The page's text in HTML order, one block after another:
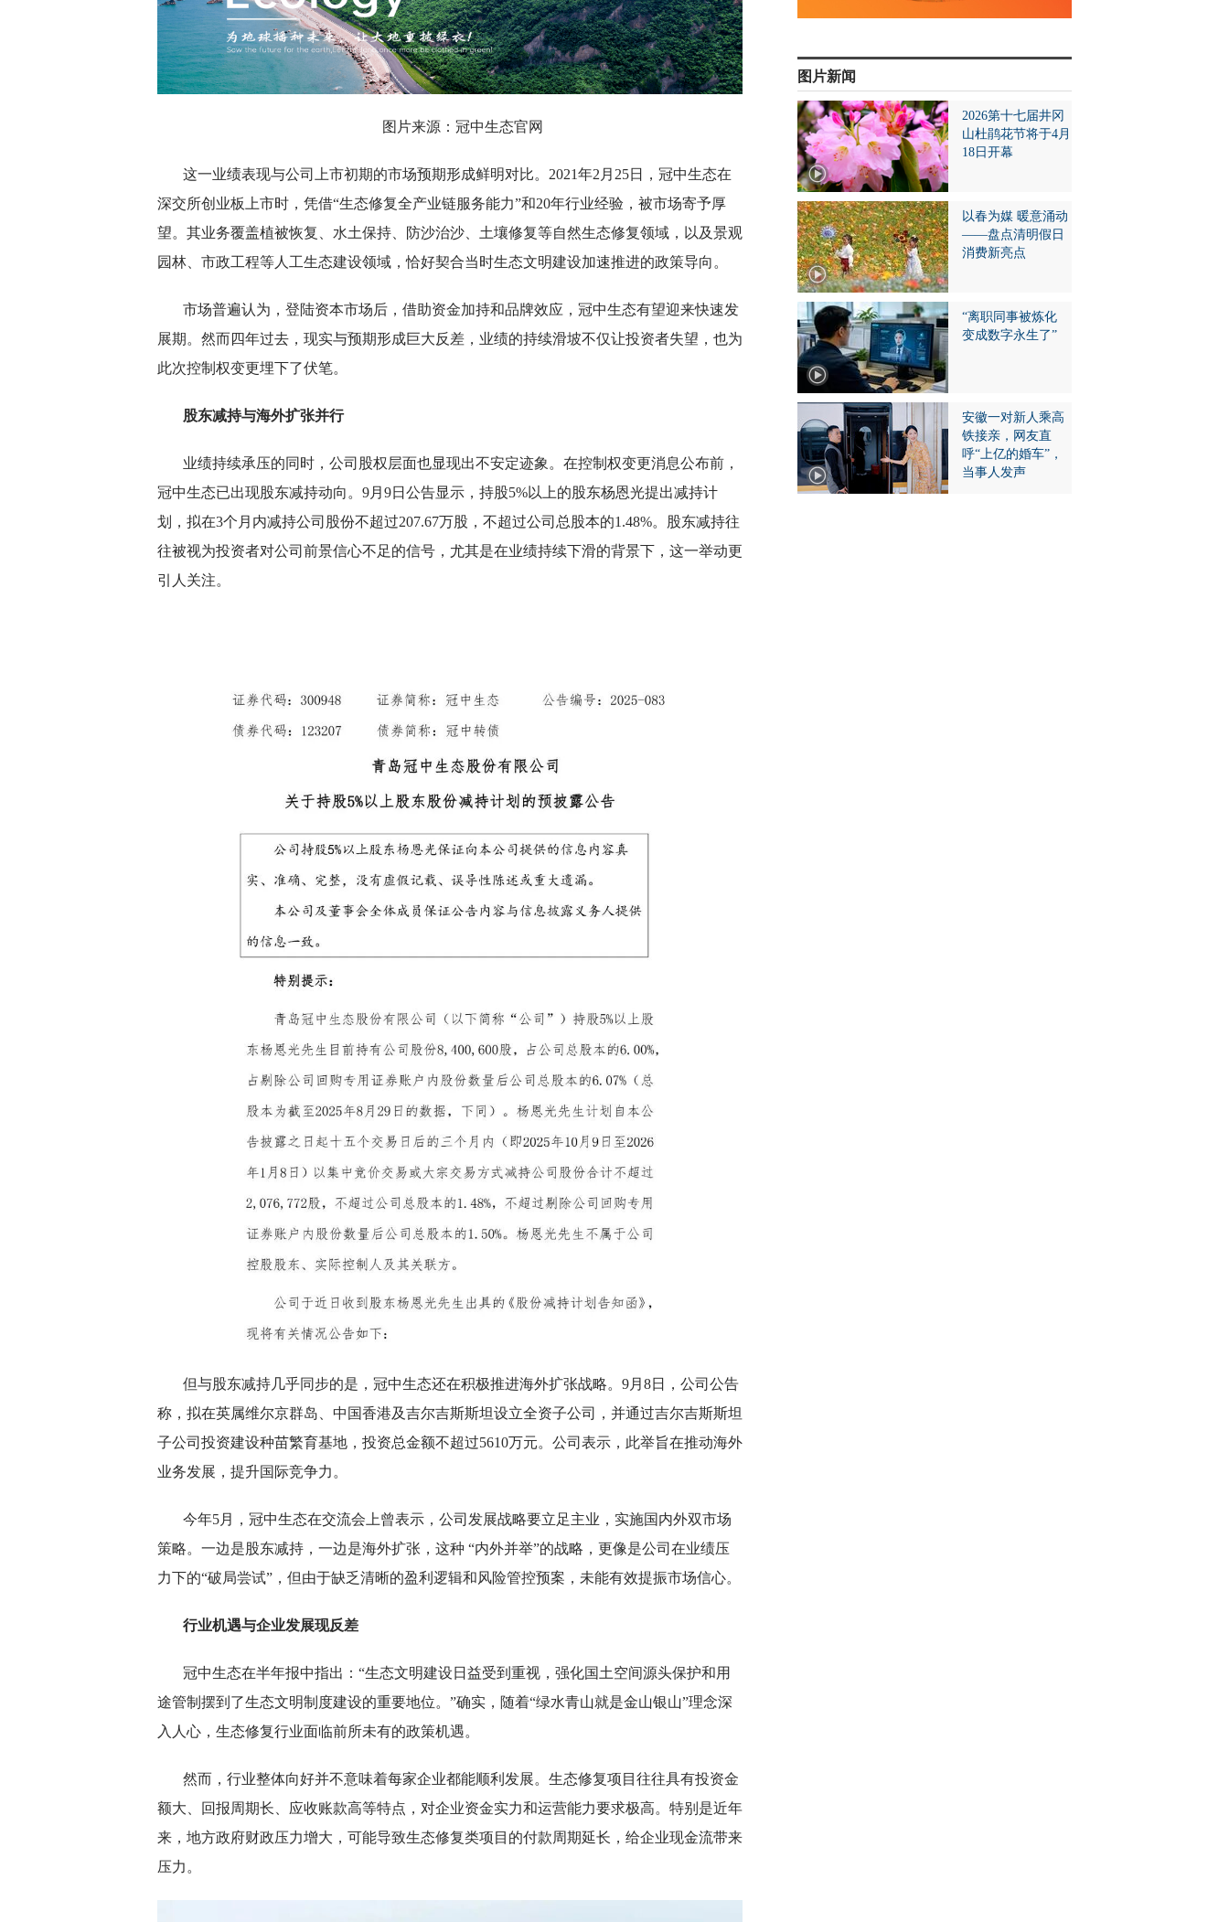
图片来源：冠中生态官网
这一业绩表现与公司上市初期的市场预期形成鲜明对比。2021年2月25日，冠中生态在
深交所创业板上市时，凭借“生态修复全产业链服务能力”和20年行业经验，被市场寄予厚
望。其业务覆盖植被恢复、水土保持、防沙治沙、土壤修复等自然生态修复领域，以及景观
园林、市政工程等人工生态建设领域，恰好契合当时生态文明建设加速推进的政策导向。
市场普遍认为，登陆资本市场后，借助资金加持和品牌效应，冠中生态有望迎来快速发
展期。然而四年过去，现实与预期形成巨大反差，业绩的持续滑坡不仅让投资者失望，也为
此次控制权变更埋下了伏笔。
股东减持与海外扩张并行
业绩持续承压的同时，公司股权层面也显现出不安定迹象。在控制权变更消息公布前，
冠中生态已出现股东减持动向。9月9日公告显示，持股5%以上的股东杨恩光提出减持计
划，拟在3个月内减持公司股份不超过207.67万股，不超过公司总股本的1.48%。股东减持往
往被视为投资者对公司前景信心不足的信号，尤其是在业绩持续下滑的背景下，这一举动更
引人关注。
但与股东减持几乎同步的是，冠中生态还在积极推进海外扩张战略。9月8日，公司公告
称，拟在英属维尔京群岛、中国香港及吉尔吉斯斯坦设立全资子公司，并通过吉尔吉斯斯坦
子公司投资建设种苗繁育基地，投资总金额不超过5610万元。公司表示，此举旨在推动海外
业务发展，提升国际竞争力。
今年5月，冠中生态在交流会上曾表示，公司发展战略要立足主业，实施国内外双市场
策略。一边是股东减持，一边是海外扩张，这种 “内外并举”的战略，更像是公司在业绩压
力下的“破局尝试”，但由于缺乏清晰的盈利逻辑和风险管控预案，未能有效提振市场信心。
行业机遇与企业发展现反差
冠中生态在半年报中指出：“生态文明建设日益受到重视，强化国土空间源头保护和用
途管制摆到了生态文明制度建设的重要地位。”确实，随着“绿水青山就是金山银山”理念深
入人心，生态修复行业面临前所未有的政策机遇。
然而，行业整体向好并不意味着每家企业都能顺利发展。生态修复项目往往具有投资金
额大、回报周期长、应收账款高等特点，对企业资金实力和运营能力要求极高。特别是近年
来，地方政府财政压力增大，可能导致生态修复类项目的付款周期延长，给企业现金流带来
压力。
图片新闻
2026第十七届井冈
山杜鹃花节将于4月
18日开幕
以春为媒 暖意涌动
——盘点清明假日
消费新亮点
“离职同事被炼化
变成数字永生了”
安徽一对新人乘高
铁接亲，网友直
呼“上亿的婚车”，
当事人发声